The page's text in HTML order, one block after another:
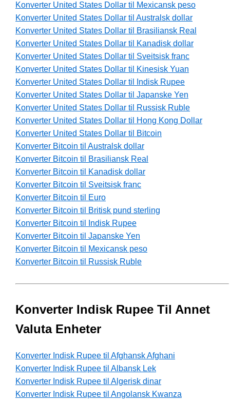
Konverter United States Dollar til Mexicansk peso
Konverter United States Dollar til Australsk dollar
Konverter United States Dollar til Brasiliansk Real
Konverter United States Dollar til Kanadisk dollar
Konverter United States Dollar til Sveitsisk franc
Konverter United States Dollar til Kinesisk Yuan
Konverter United States Dollar til Indisk Rupee
Konverter United States Dollar til Japanske Yen
Konverter United States Dollar til Russisk Ruble
Konverter United States Dollar til Hong Kong Dollar
Konverter United States Dollar til Bitcoin
Konverter Bitcoin til Australsk dollar
Konverter Bitcoin til Brasiliansk Real
Konverter Bitcoin til Kanadisk dollar
Konverter Bitcoin til Sveitsisk franc
Konverter Bitcoin til Euro
Konverter Bitcoin til Britisk pund sterling
Konverter Bitcoin til Indisk Rupee
Konverter Bitcoin til Japanske Yen
Konverter Bitcoin til Mexicansk peso
Konverter Bitcoin til Russisk Ruble
Konverter Indisk Rupee Til Annet
Valuta Enheter
Konverter Indisk Rupee til Afghansk Afghani
Konverter Indisk Rupee til Albansk Lek
Konverter Indisk Rupee til Algerisk dinar
Konverter Indisk Rupee til Angolansk Kwanza